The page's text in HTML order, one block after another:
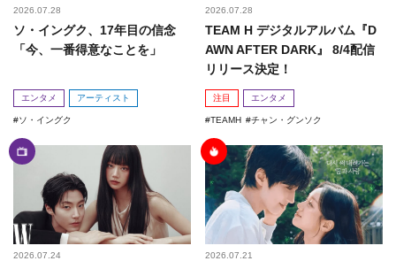
2026.07.28
ソ・イングク、17年目の信念
「今、一番得意なことを」
エンタメ アーティスト
ソ・イングク
2026.07.28
TEAM H デジタルアルバム『D
AWN AFTER DARK』 8/4配信
リリース決定！
注目 エンタメ
TEAMH チャン・グンソク
2026.07.24 2026.07.21